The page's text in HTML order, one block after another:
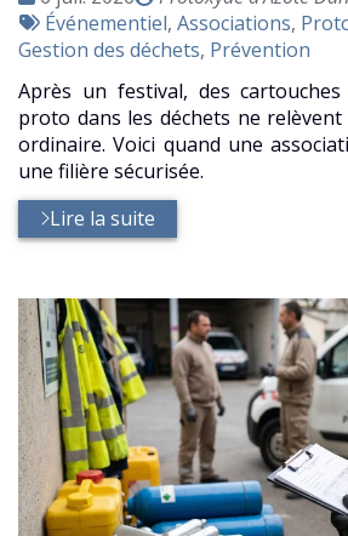
:
par
Tags
:
Événementiel, Associations,
Gestion des déchets, Prévention
Après un festival, des
proto dans les déchets ne
ordinaire. Voici quand une
une filière sécurisée.
Lire la suite